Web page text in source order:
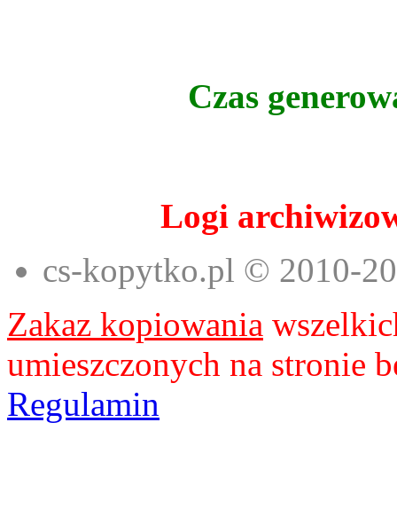
Czas
Logi
cs-kopytko.pl © 2010-
Zakaz kopiowania
umieszczonych na stronie
Regulamin